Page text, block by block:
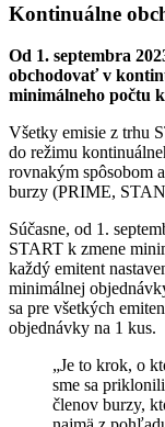
Kontinuálne
Od 1. septembra
obchodovať v
minimálneho počtu
Všetky emisie z trhu
do režimu
rovnakým spôsobom
burzy (PRIME,
Súčasne, od 1.
START k zmene
každý emitent
minimálnej
sa pre všetkých
objednávky na 1 kus.
„Je to krok, o
sme sa
členov burzy,